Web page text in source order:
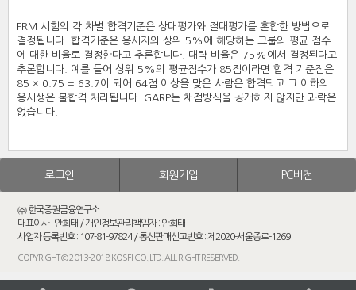
FRM 시험의 각 차별 합격기준은 상대평가와 절대평가를 혼합한 방법으로
결정됩니다. 합격기준은 응시자의 상위 5%에 해당하는 그룹의 평균 점수
에 대한 비율로 결정한다고 추론합니다. 대략 비율은 75%에서 결정된다고
추론합니다. 예를 들어 상위 5%의 평균점수가 85점이라면 합격 기준점은
85 × 0.75 = 63.7이 되어 64점 이상을 맞은 사람은 합격되고 그 이하의
응시생은 불합격 처리됩니다. GARP는 채점방식을 공개하지 않지만 과락은
없습니다.
로그인 회원가입 PC버전
㈜ 한국증권금융연구소
대표이사 : 안희태 / 개인정보관리책임자 : 안희태
사업자 등록번호 : 107-81-97824 / 통신판매신고번호 : 제2020-서울종로-1269
COPYRIGHT © 2013-2018 KOSFI CO.,LTD. ALL RIGHT RESERVED.